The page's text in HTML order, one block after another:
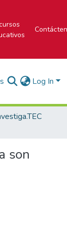
Log In
son